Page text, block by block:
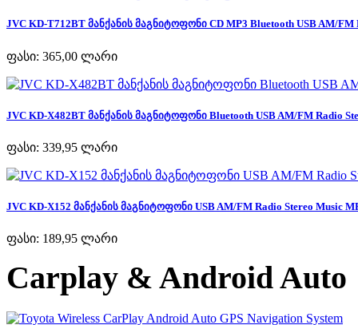
JVC KD-T712BT მანქანის მაგნიტოფონი CD MP3 Bluetooth USB AM/FM
ფასი: 365,00 ლარი
JVC KD-X482BT მანქანის მაგნიტოფონი Bluetooth USB AM/FM Radio
ფასი: 339,95 ლარი
JVC KD-X152 მანქანის მაგნიტოფონი USB AM/FM Radio Stereo Music
ფასი: 189,95 ლარი
Carplay & Android Auto